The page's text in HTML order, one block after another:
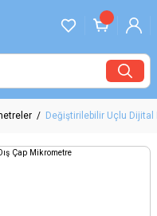
Değiştirilebilir Uçlu Dijital